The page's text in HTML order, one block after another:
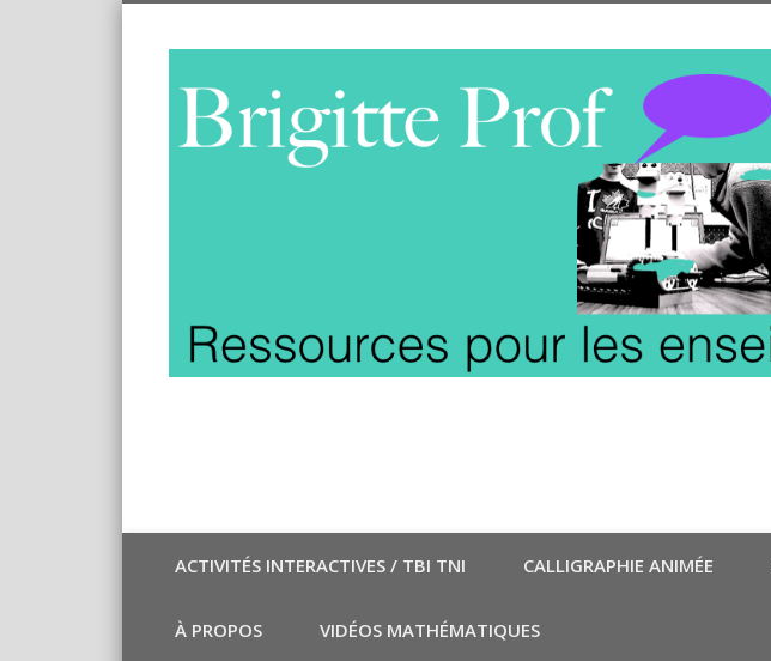
ACTIVITÉS INTERACTIVES / TBI TNI CALLIGRAPHIE ANIMÉE
À PROPOS VIDÉOS MATHÉMATIQUES